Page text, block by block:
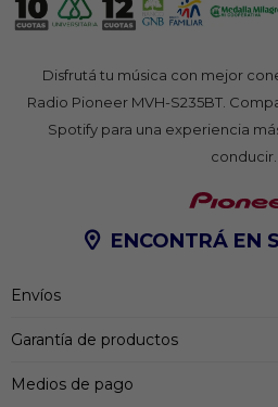
Disfrutá tu música con mejor
Radio Pioneer MVH-S235BT.
Spotify para una experiencia
conducir.
ENCONTRÁ EN
Envíos
Garantía de productos
Medios de pago